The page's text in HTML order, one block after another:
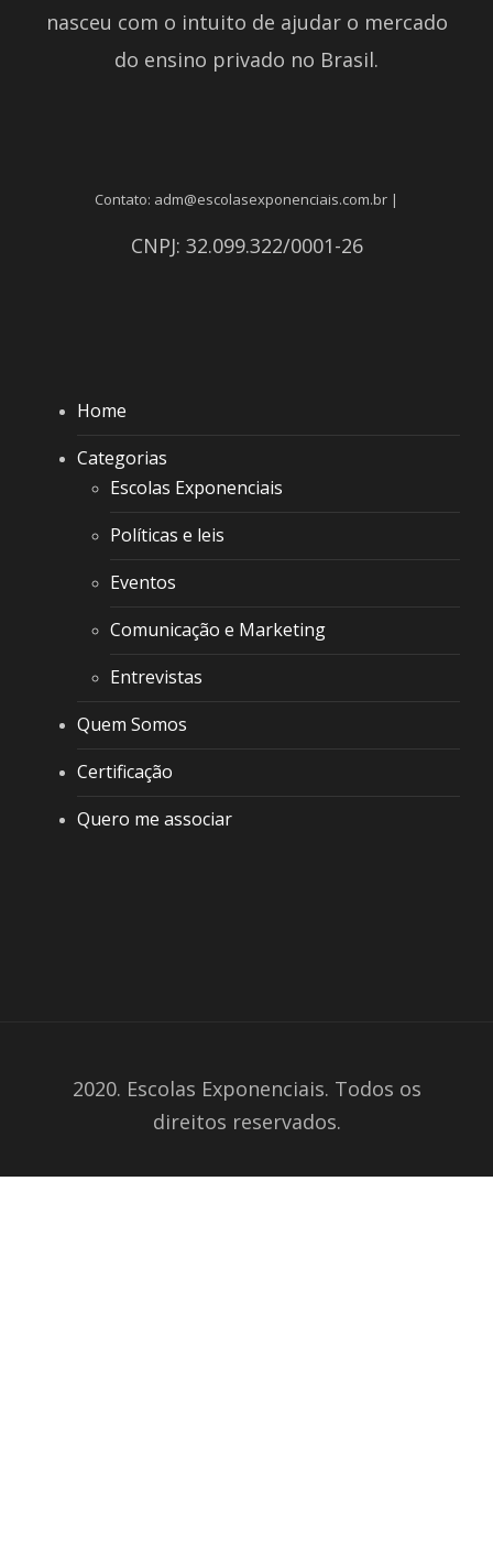
nasceu com o intuito de ajudar o mercado
do ensino privado no Brasil.
Contato: adm@escolasexponenciais.com.br |
CNPJ: 32.099.322/0001-26
Home
Categorias
Escolas Exponenciais
Políticas e leis
Eventos
Comunicação e Marketing
Entrevistas
Quem Somos
Certificação
Quero me associar
2020. Escolas Exponenciais. Todos os
direitos reservados.